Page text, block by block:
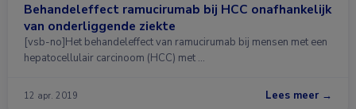
Behandeleffect ramucirumab bij HCC onafhankelijk
van onderliggende ziekte
[vsb-no]Het behandeleffect van ramucirumab bij mensen met een
hepatocellulair carcinoom (HCC) met …
12 apr. 2019 Lees meer →